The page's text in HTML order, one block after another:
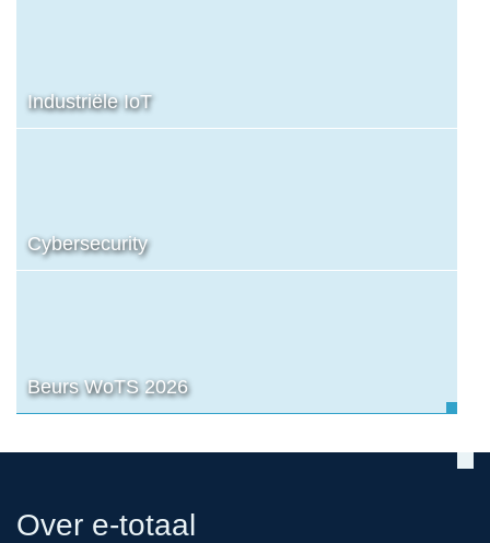
Industriële IoT
Cybersecurity
Beurs WoTS 2026
Over e-totaal